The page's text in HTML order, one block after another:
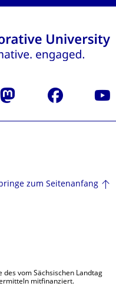
Mastodon Facebook
zum Seitenanfang
des vom Sächsischen Landtag
mitfinanziert.